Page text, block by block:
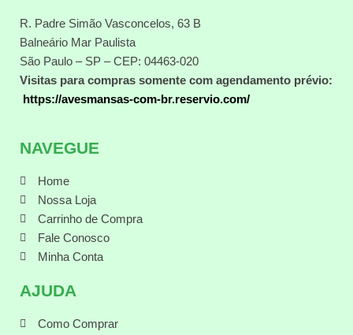
R. Padre Simão Vasconcelos, 63 B
Balneário Mar Paulista
São Paulo – SP – CEP: 04463-020
Visitas para compras somente com agendamento prévio:
https://avesmansas-com-br.reservio.com/
NAVEGUE
Home
Nossa Loja
Carrinho de Compra
Fale Conosco
Minha Conta
AJUDA
Como Comprar